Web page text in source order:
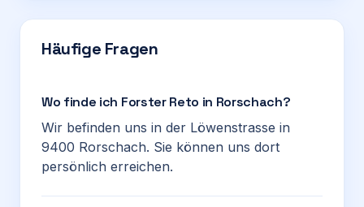
Häufige Fragen
Wo finde ich Forster Reto in Rorschach?
Wir befinden uns in der Löwenstrasse in
9400 Rorschach. Sie können uns dort
persönlich erreichen.